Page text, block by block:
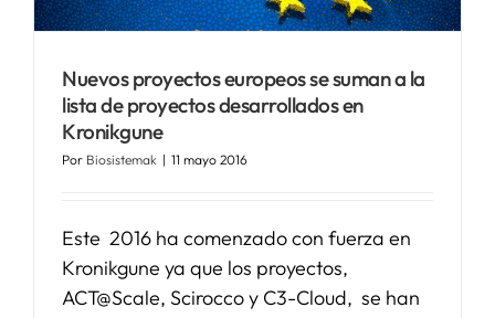
Nuevos proyectos europeos se suman a la
lista de proyectos desarrollados en
Kronikgune
Por Biosistemak | 11 mayo 2016
Este 2016 ha comenzado con fuerza en
Kronikgune ya que los proyectos,
ACT@Scale, Scirocco y C3-Cloud, se han